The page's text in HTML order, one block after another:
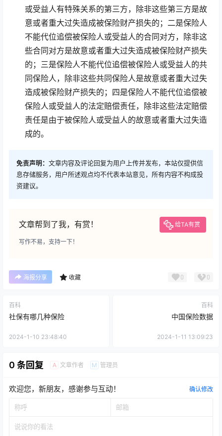
或受益人有特殊关系的第三方，除非这些第三方是故
意或者重大过失造成被保险财产损失的；二是保险人
不能代位追偿被保险人或受益人的合同对方，除非这
些合同对方是故意或者重大过失造成被保险财产损失
的；三是保险人不能代位追偿被保险人或受益人的共
同保险人，除非这些共同保险人是故意或者重大过失
造成被保险财产损失的；四是保险人不能代位追偿被
保险人或受益人的法定赔偿责任，除非这些法定赔偿
责任是由于被保险人或受益人的故意或者重大过失造
成的。
免责声明： 文章内容及评论回复为用户上传并发布，本站仅提供信
息存储服务，用户所述观点均不代表本站意见，所有内容不构成投
资建议。
文章帮到了我，有赏！ 给TA有赏
写作不易，支持一下！
海报分享 收藏 0 0
百科
社保有哪几种保险
2024-1-10 23:48:40
百科
中国保险数据
2024-1-11 13:09:23
0 条回复 A 文章作者 M 管理员
欢迎您，新朋友，感谢参与互动！ 确认修改